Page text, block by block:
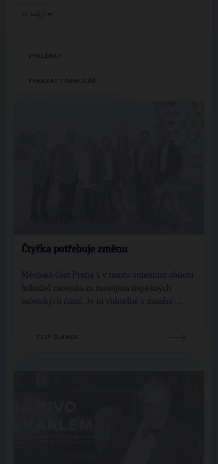
Čtyřka potřebuje změnu
Městská část Praha 4 v tomto volebním období
bohužel zaostala za rozvojem úspěšných
městských částí. Je to viditelné v mnoha ...
CELÝ ČLÁNEK